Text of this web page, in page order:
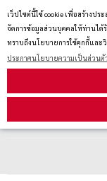
เว็ปไซต์นี้ใช้ cookie เพื่อสร้างป
จัดการข้อมูลส่วนบุคคลให้ท่านได้
ทราบถึงนโยบายการใช้คุกกี้และ
ประกาศนโยบายความเป็นส่วนตั
วิธีลบคุกกี้
สมัครรับข่าวสาร